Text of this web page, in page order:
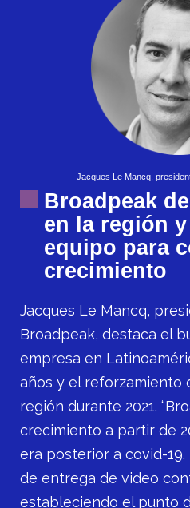
Jacques Le Mancq,
Broadpeak
en la región
equipo para
crecimiento
Jacques Le Mancq,
Broadpeak, destaca el
empresa en
años y el reforzamiento
región durante 2021.
crecimiento a partir de
era posterior a covid-
de entrega de video
estableciendo el punto